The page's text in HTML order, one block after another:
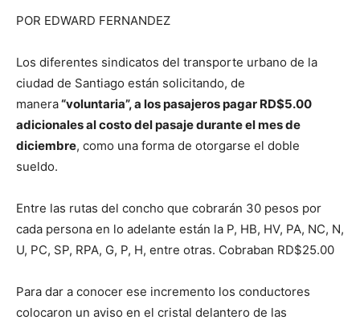
POR EDWARD FERNANDEZ
Los diferentes sindicatos del transporte urbano de la
ciudad de Santiago están solicitando, de
manera“voluntaria”, a los pasajeros pagar RD$5.00
adicionales al costo del pasaje durante el mes de
diciembre, como una forma de otorgarse el doble
sueldo.
Entre las rutas del concho que cobrarán 30 pesos por
cada persona en lo adelante están la P, HB, HV, PA, NC, N,
U, PC, SP, RPA, G, P, H, entre otras. Cobraban RD$25.00
Para dar a conocer ese incremento los conductores
colocaron un aviso en el cristal delantero de las